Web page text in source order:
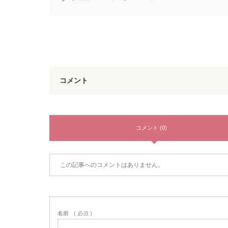
コメント
コメント (0)
この記事へのコメントはありません。
名前 ( 必須 )